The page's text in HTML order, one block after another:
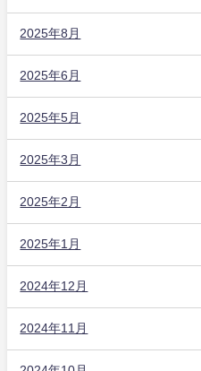
2025年8月
2025年6月
2025年5月
2025年3月
2025年2月
2025年1月
2024年12月
2024年11月